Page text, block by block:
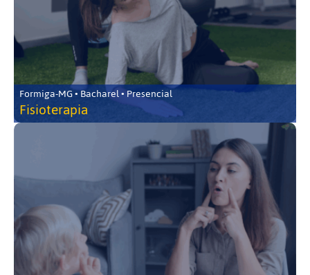
Formiga-MG • Bacharel • Presencial
Fisioterapia